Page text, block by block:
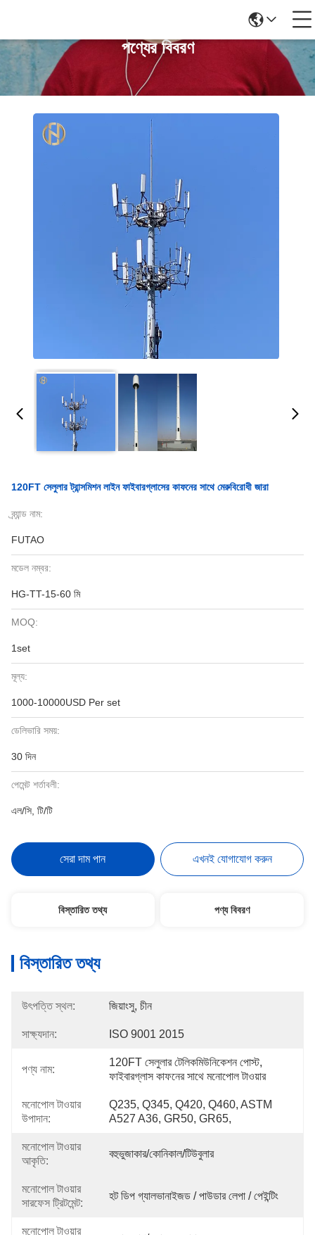
পণ্যের বিবরণ
120FT সেলুলার ট্রান্সমিশন লাইন ফাইবারগ্লাসের কাফনের সাথে মেরুবিরোধী জারা
ব্র্যান্ড নাম:
FUTAO
মডেল নম্বর:
HG-TT-15-60 মি
MOQ:
1set
মূল্য:
1000-10000USD Per set
ডেলিভারি সময়:
30 দিন
পেমেন্ট শর্তাবলী:
এল/সি, টি/টি
সেরা দাম পান এখনই যোগাযোগ করুন
বিস্তারিত তথ্য পণ্য বিবরণ
বিস্তারিত তথ্য
উৎপত্তি স্থল: জিয়াংসু, চীন
সাক্ষ্যদান: ISO 9001 2015
পণ্য নাম:
120FT সেলুলার টেলিকমিউনিকেশন পোস্ট,
ফাইবারগ্লাস কাফনের সাথে মনোপোল টাওয়ার
মনোপোল টাওয়ার
উপাদান:
Q235, Q345, Q420, Q460, ASTM
A527 A36, GR50, GR65,
মনোপোল টাওয়ার
আকৃতি:
বহুভুজাকার/কোনিকাল/টিউবুলার
মনোপোল টাওয়ার
সারফেস ট্রিটমেন্ট:
হট ডিপ গ্যালভানাইজড / পাউডার লেপা / পেইন্টিং
মনোপোল টাওয়ার